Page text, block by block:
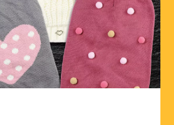
Maglioncino Dolcevita Mis. 40 cm
Maglioncino Dolcevita Mis. 45 cm
Maglioncino Dolcevita Mis. 50 cm